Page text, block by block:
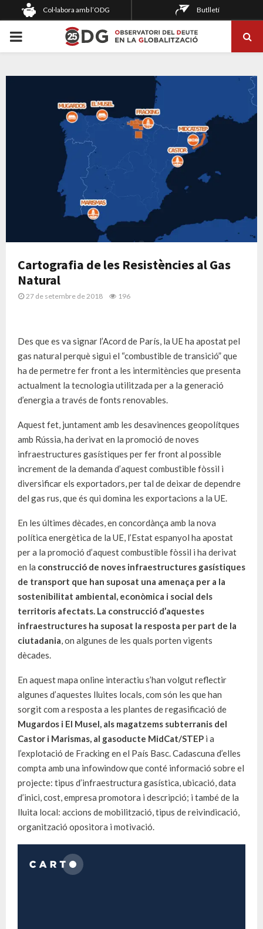
Col·labora amb l’ODG Butlletí
PRIMARY
Cartografia de les Resistències al Gas
Natural
27 de setembre de 2018 196
Des que es va signar l’Acord de París, la UE ha apostat pel
gas natural perquè sigui el “combustible de transició” que
ha de permetre fer front a les intermitències que presenta
actualment la tecnologia utilitzada per a la generació
d’energia a través de fonts renovables.
Aquest fet, juntament amb les desavinences geopolítques
amb Rússia, ha derivat en la promoció de noves
infraestructures gasístiques per fer front al possible
increment de la demanda d’aquest combustible fòssil i
diversificar els exportadors, per tal de deixar de dependre
del gas rus, que és qui domina les exportacions a la UE.
En les últimes dècades, en concordànça amb la nova
política energètica de la UE, l’Estat espanyol ha apostat
per a la promoció d’aquest combustible fòssil i ha derivat
en la construcció de noves infraestructures gasístiques
de transport que han suposat una amenaça per a la
sostenibilitat ambiental, econòmica i social dels
territoris afectats. La construcció d’aquestes
infraestructures ha suposat la resposta per part de la
ciutadania, on algunes de les quals porten vigents
dècades.
En aquest mapa online interactiu s’han volgut reflectir
algunes d’aquestes lluites locals, com són les que han
sorgit com a resposta a les plantes de regasificació de
Mugardos i El Musel, als magatzems subterranis del
Castor i Marismas, al gasoducte MidCat/STEP i a
l’explotació de Fracking en el País Basc. Cadascuna d’elles
compta amb una infowindow que conté informació sobre el
projecte: tipus d’infraestructura gasística, ubicació, data
d’inici, cost, empresa promotora i descripció; i també de la
lluita local: accions de mobilització, tipus de reivindicació,
organització opositora i motivació.